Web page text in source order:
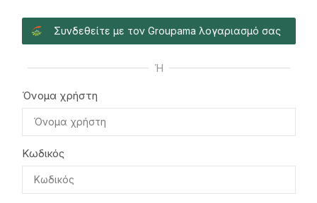
Συνδεθείτε με τον Groupama λογαριασμό σας
Ή
Όνομα χρήστη
Κωδικός